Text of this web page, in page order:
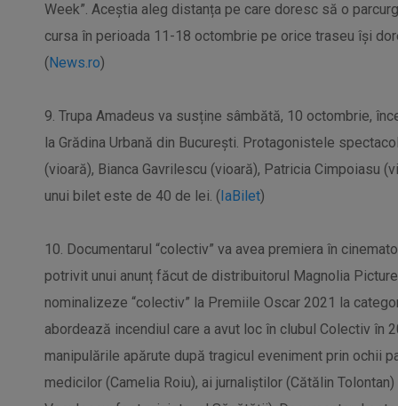
Week”. Aceștia aleg distanța pe care doresc să o
cursa în perioada 11-18 octombrie pe orice traseu își
(News.ro)
9. Trupa Amadeus va susține sâmbătă, 10 octombrie,
la Grădina Urbană din București. Protagonistele
(vioară), Bianca Gavrilescu (vioară), Patricia Cimpoiasu
unui bilet este de 40 de lei. (IaBilet)
10. Documentarul “colectiv” va avea premiera în
potrivit unui anunț făcut de distribuitorul Magnolia
nominalizeze “colectiv” la Premiile Oscar 2021 la
abordează incendiul care a avut loc în clubul Colectiv în
manipulările apărute după tragicul eveniment prin ochii
medicilor (Camelia Roiu), ai jurnaliștilor (Cătălin